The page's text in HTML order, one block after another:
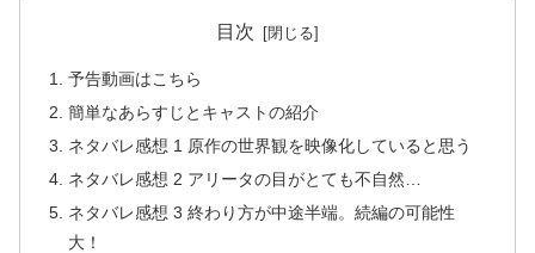
目次
予告動画はこちら
簡単なあらすじとキャストの紹介
ネタバレ感想 1 原作の世界観を映像化していると思う
ネタバレ感想 2 アリータの目がとても不自然…
ネタバレ感想 3 終わり方が中途半端。続編の可能性
大！